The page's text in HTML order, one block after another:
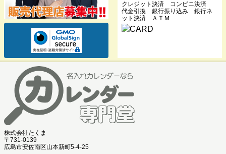
クレジット決済 コンビニ決済
代金引換 銀行振り込み 銀行ネ
ット決済 ＡＴＭ
株式会社たくま
〒731-0139
広島市安佐南区山本新町5-4-25